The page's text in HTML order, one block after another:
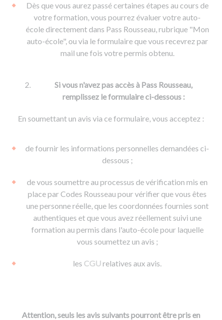
Voir tous les supports
Formation FCO
Formation CACES
Devenir enseignant de la conduite
Ressources
Dès que vous aurez passé certaines étapes au cours de
votre formation, vous pourrez évaluer votre auto-
école directement dans Pass Rousseau, rubrique "Mon
auto-école", ou via le formulaire que vous recevrez par
mail une fois votre permis obtenu.
Si vous n'avez pas accès à Pass Rousseau,
remplissez le formulaire ci-dessous :
En soumettant un avis via ce formulaire, vous acceptez :
de fournir les informations personnelles demandées ci-
dessous ;
de vous soumettre au processus de vérification mis en
place par Codes Rousseau pour vérifier que vous êtes
une personne réelle, que les coordonnées fournies sont
authentiques et que vous avez réellement suivi une
formation au permis dans l'auto-école pour laquelle
vous soumettez un avis ;
les CGUrelatives aux avis.
Attention, seuls les avis suivants pourront être pris en